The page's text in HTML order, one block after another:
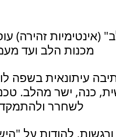
(אינטימיות זהירה)
מכנות הלב ועד
עיתונאית בשפה
כנה, ישר מהלב.
לשחרר
להודות על